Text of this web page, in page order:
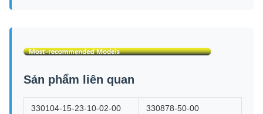
Sản phẩm liên quan
330104-15-23-10-02-00 330878-50-00